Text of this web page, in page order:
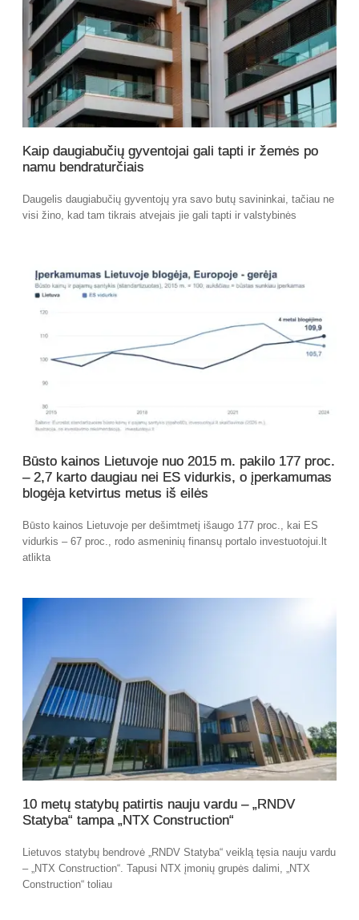
Kaip daugiabučių gyventojai gali tapti ir žemės po
namu bendraturčiais
Daugelis daugiabučių gyventojų yra savo butų savininkai, tačiau ne
visi žino, kad tam tikrais atvejais jie gali tapti ir valstybinės
Būsto kainos Lietuvoje nuo 2015 m. pakilo 177 proc.
– 2,7 karto daugiau nei ES vidurkis, o įperkamumas
blogėja ketvirtus metus iš eilės
Būsto kainos Lietuvoje per dešimtmetį išaugo 177 proc., kai ES
vidurkis – 67 proc., rodo asmeninių finansų portalo investuotojui.lt
atlikta
10 metų statybų patirtis nauju vardu – „RNDV
Statyba“ tampa „NTX Construction“
Lietuvos statybų bendrovė „RNDV Statyba“ veiklą tęsia nauju vardu
– „NTX Construction“. Tapusi NTX įmonių grupės dalimi, „NTX
Construction“ toliau